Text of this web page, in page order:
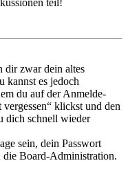
dir zwar dein altes
kannst es jedoch
du auf der Anmelde-
klickst und den
dich schnell wieder
sein, dein Passwort
die Board-Administration.